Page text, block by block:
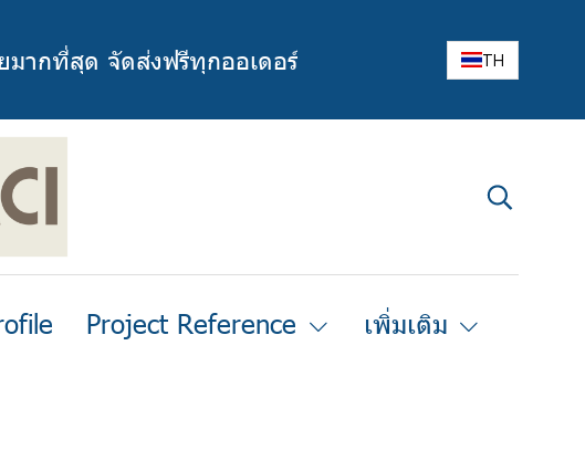
มากที่สุด จัดส่งฟรีทุกออเดอร์ TH
Project Reference เพิ่มเติม